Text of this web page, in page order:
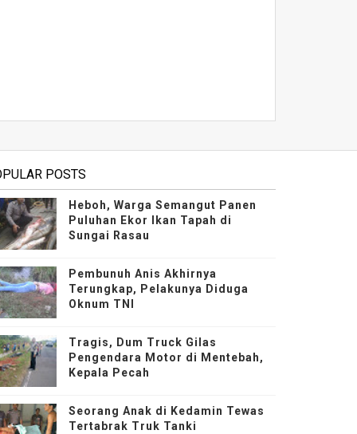
POSTS
Heboh, Warga Semangut Panen
Puluhan Ekor Ikan Tapah di
Sungai Rasau
Pembunuh Anis Akhirnya
Terungkap, Pelakunya Diduga
Oknum TNI
Tragis, Dum Truck Gilas
Pengendara Motor di Mentebah,
Kepala Pecah
Seorang Anak di Kedamin Tewas
Tertabrak Truk Tanki